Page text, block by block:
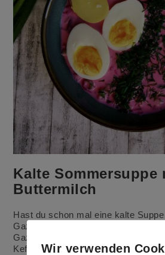
Kalte Sommersuppe
Buttermilch
Hast du schon mal eine kalte
Gazpacho hast du bestimmt gehört.
Gazpacho auch diese kalte Supper
Kefir.
Wir verwenden